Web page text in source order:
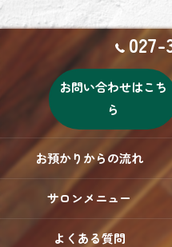
027-
お問い合わせはこち
ら
お預かりからの流れ
サロンメニュー
よくある質問